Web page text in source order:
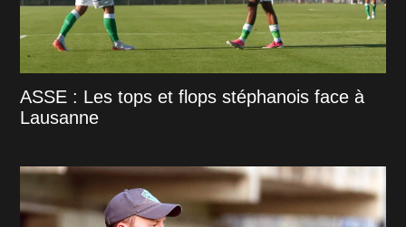
ASSE : Les tops et flops stéphanois face à
Lausanne